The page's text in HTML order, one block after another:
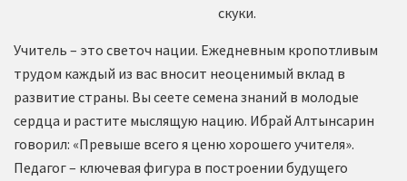
скуки.
Учитель – это светоч нации. Ежедневным кропотливым
трудом каждый из вас вносит неоценимый вклад в
развитие страны. Вы сеете семена знаний в молодые
сердца и растите мыслящую нацию. Ибрай Алтынсарин
говорил: «Превыше всего я ценю хорошего учителя».
Педагог – ключевая фигура в построении будущего